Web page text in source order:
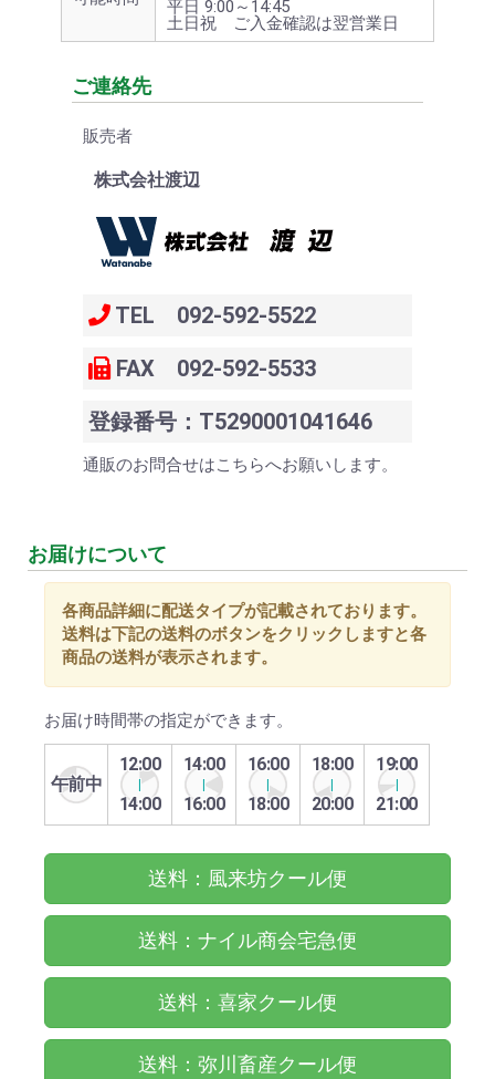
平日 9:00～14:45
土日祝 ご入金確認は翌営業日
ご連絡先
販売者
株式会社渡辺
TEL 092-592-5522
FAX 092-592-5533
登録番号：T5290001041646
通販のお問合せはこちらへお願いします。
お届けについて
各商品詳細に配送タイプが記載されております。
送料は下記の送料のボタンをクリックしますと各
商品の送料が表示されます。
お届け時間帯の指定ができます。
午前中
12:00
14:00
14:00
16:00
16:00
18:00
18:00
20:00
19:00
21:00
送料：風来坊クール便
送料：ナイル商会宅急便
送料：喜家クール便
送料：弥川畜産クール便